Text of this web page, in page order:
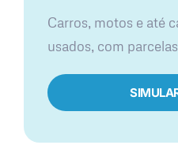
Carros, motos e até
usados, com